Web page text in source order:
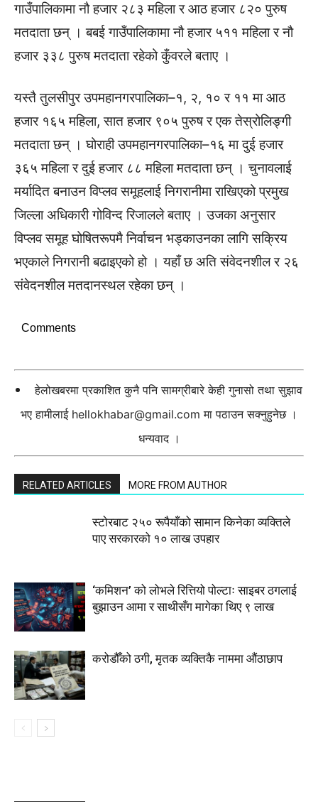
गाउँपालिकामा नौ हजार २८३ महिला र आठ हजार ८२० पुरुष
मतदाता छन् । बबई गाउँपालिकामा नौ हजार ५११ महिला र नौ
हजार ३३८ पुरुष मतदाता रहेको कुँवरले बताए ।
यस्तै तुलसीपुर उपमहानगरपालिका–१, २, १० र ११ मा आठ
हजार १६५ महिला, सात हजार ९०५ पुरुष र एक तेस्रोलिङ्गी
मतदाता छन् । घोराही उपमहानगरपालिका–१६ मा दुई हजार
३६५ महिला र दुई हजार ८८ महिला मतदाता छन् । चुनावलाई
मर्यादित बनाउन विप्लव समूहलाई निगरानीमा राखिएको प्रमुख
जिल्ला अधिकारी गोविन्द रिजालले बताए । उजका अनुसार
विप्लव समूह घोषितरूपमै निर्वाचन भड्काउनका लागि सक्रिय
भएकाले निगरानी बढाइएको हो । यहाँ छ अति संवेदनशील र २६
संवेदनशील मतदानस्थल रहेका छन् ।
Comments
हेलोखबरमा प्रकाशित कुनै पनि सामग्रीबारे केही गुनासो तथा सुझाव
भए हामीलाई hellokhabar@gmail.com मा पठाउन सक्नुहुनेछ ।
धन्यवाद ।
RELATED ARTICLES MORE FROM AUTHOR
स्टाेरबाट २५० रूपैयाँको सामान किनेका व्यक्तिले
पाए सरकारको १० लाख उपहार
‘कमिशन’ को लोभले रित्तियो पोल्टाः साइबर ठगलाई
बुझाउन आमा र साथीसँग मागेका थिए ९ लाख
करोडौँको ठगी, मृतक व्यक्तिकै नाममा औंठाछाप